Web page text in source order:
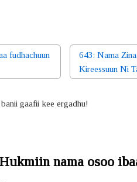
fudhachuun
643: Nama
Kireessuun Ni
gaafii kee ergadhu!
nama osoo